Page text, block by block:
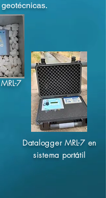
geotécnicas.
7
Datalogger MRL-7 en
sistema portátil